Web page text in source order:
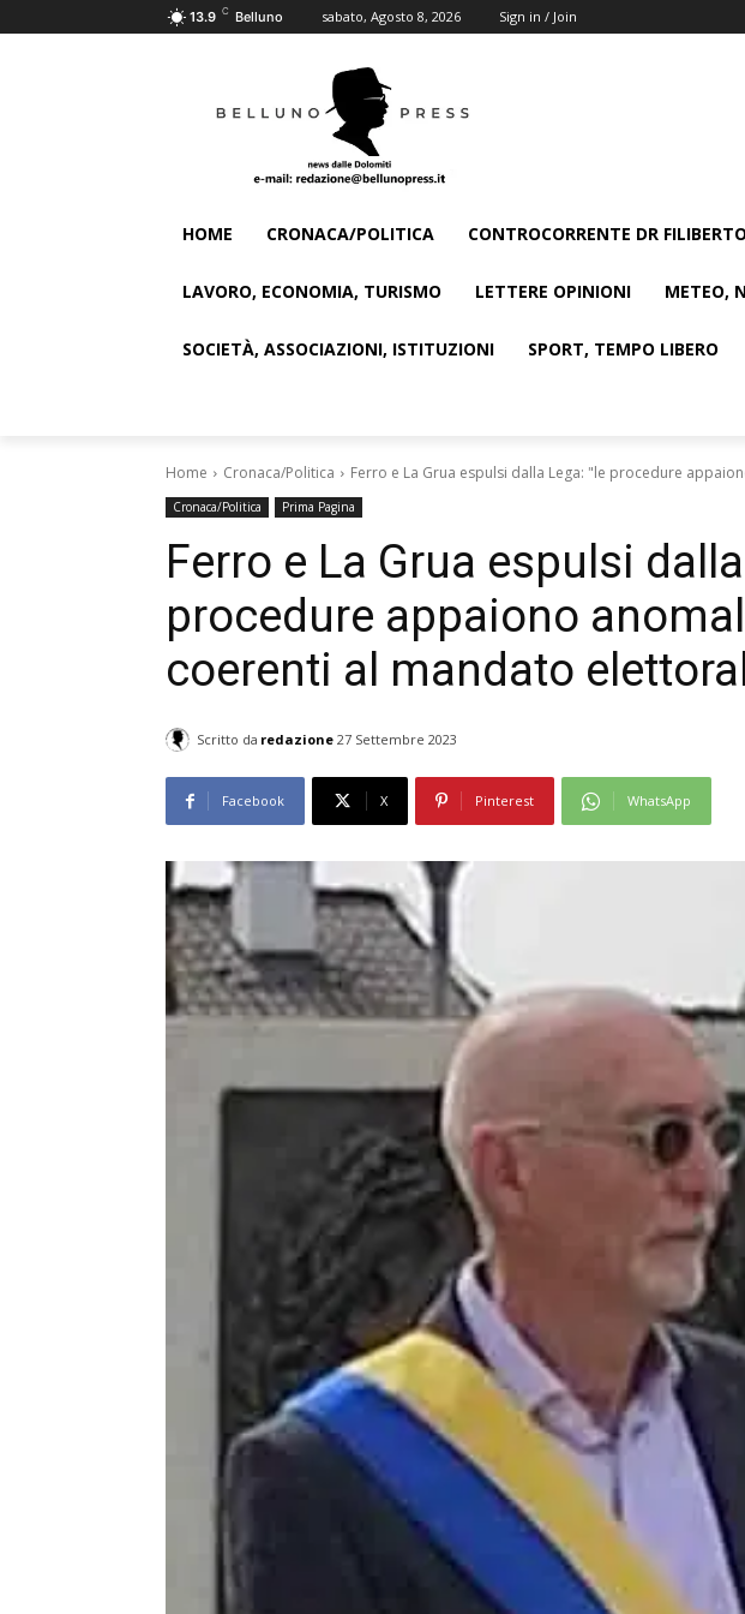
13.9 C Belluno sabato, Agosto 8, 2026 Sign in / Join
HOME CRONACA/POLITICA CONTROCORRENTE DR
LAVORO, ECONOMIA, TURISMO LETTERE OPINIONI METEO,
SOCIETÀ, ASSOCIAZIONI, ISTITUZIONI SPORT, TEMPO LIBERO
Home Cronaca/Politica Ferro e La Grua espulsi dalla Lega: "le procedure
Cronaca/Politica Prima Pagina
Ferro e La Grua espulsi
procedure appaiono
coerenti al mandato
Scritto da redazione 27 Settembre 2023
Facebook X Pinterest WhatsApp